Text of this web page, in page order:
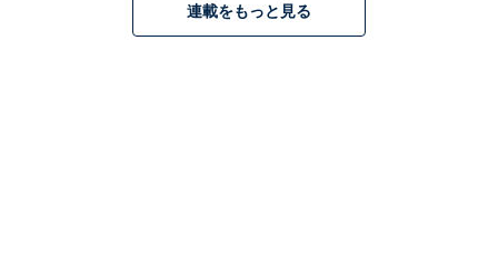
連載をもっと見る